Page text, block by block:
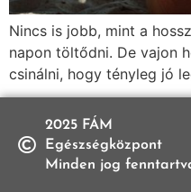
Nincs is jobb, mint a
napon töltődni. De vajon
csinálni, hogy tényleg jó
2025 FÁM
Egészségközpont
Minden jog